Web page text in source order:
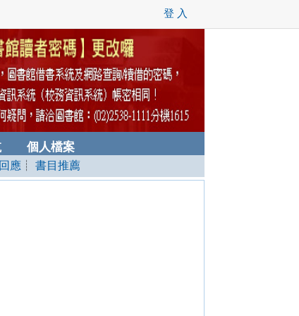
登 入
個人檔案
應 ┊書目推薦